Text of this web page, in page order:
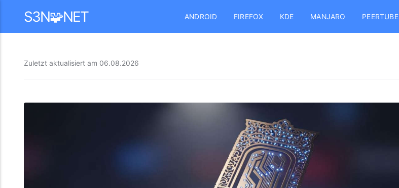
S3N🧩NET ANDROID FIREFOX KDE MANJARO PEERTUBE
Zuletzt aktualisiert am 06.08.2026